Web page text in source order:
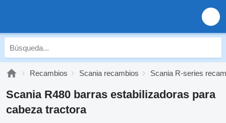
Recambios Scania recambios Scania R-series
Scania R480 barras estabilizadoras para
cabeza tractora